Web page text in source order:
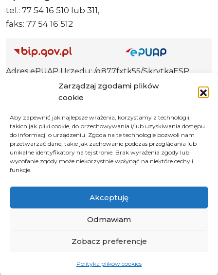
Zarządzaj zgodami plików
cookie
Aby zapewnić jak najlepsze wrażenia, korzystamy z technologii,
takich jak pliki cookie, do przechowywania i/lub uzyskiwania dostępu
do informacji o urządzeniu. Zgoda na te technologie pozwoli nam
przetwarzać dane, takie jak zachowanie podczas przeglądania lub
unikalne identyfikatory na tej stronie. Brak wyrażenia zgody lub
wycofanie zgody może niekorzystnie wpłynąć na niektóre cechy i
funkcje.
Akceptuję
Odmawiam
Zobacz preferencje
Polityka plików cookies
tel.: 77 54 16 510 lub 311,
faks: 77 54 16 512
Adres ePUAP Urzędu: /q877fxtk55/SkrytkaESP
Adres do e-Doręczeń
Urzędu: AE:PL-66703-73759-IGTUV-14
Polityka prywatności
Klauzula informacyjna RODO
Deklaracja dostępności
© 2026 Samorząd Województwa Opolskiego